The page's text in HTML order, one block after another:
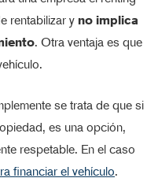
rentabilizar y no implica
. Otra ventaja es que
se trata de que si
es una opción,
respetable. En el caso
financiar el vehículo.